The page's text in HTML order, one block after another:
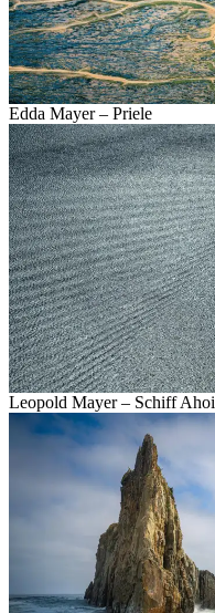
Edda Mayer – Priele
Leopold Mayer – Schiff Ahoi